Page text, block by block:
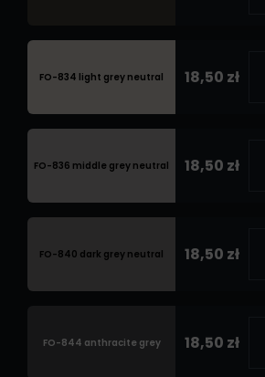
FO-834 light grey neutral 18,50 zł
FO-836 middle grey neutral 18,50 zł
FO-840 dark grey neutral 18,50 zł
FO-844 anthracite grey 18,50 zł